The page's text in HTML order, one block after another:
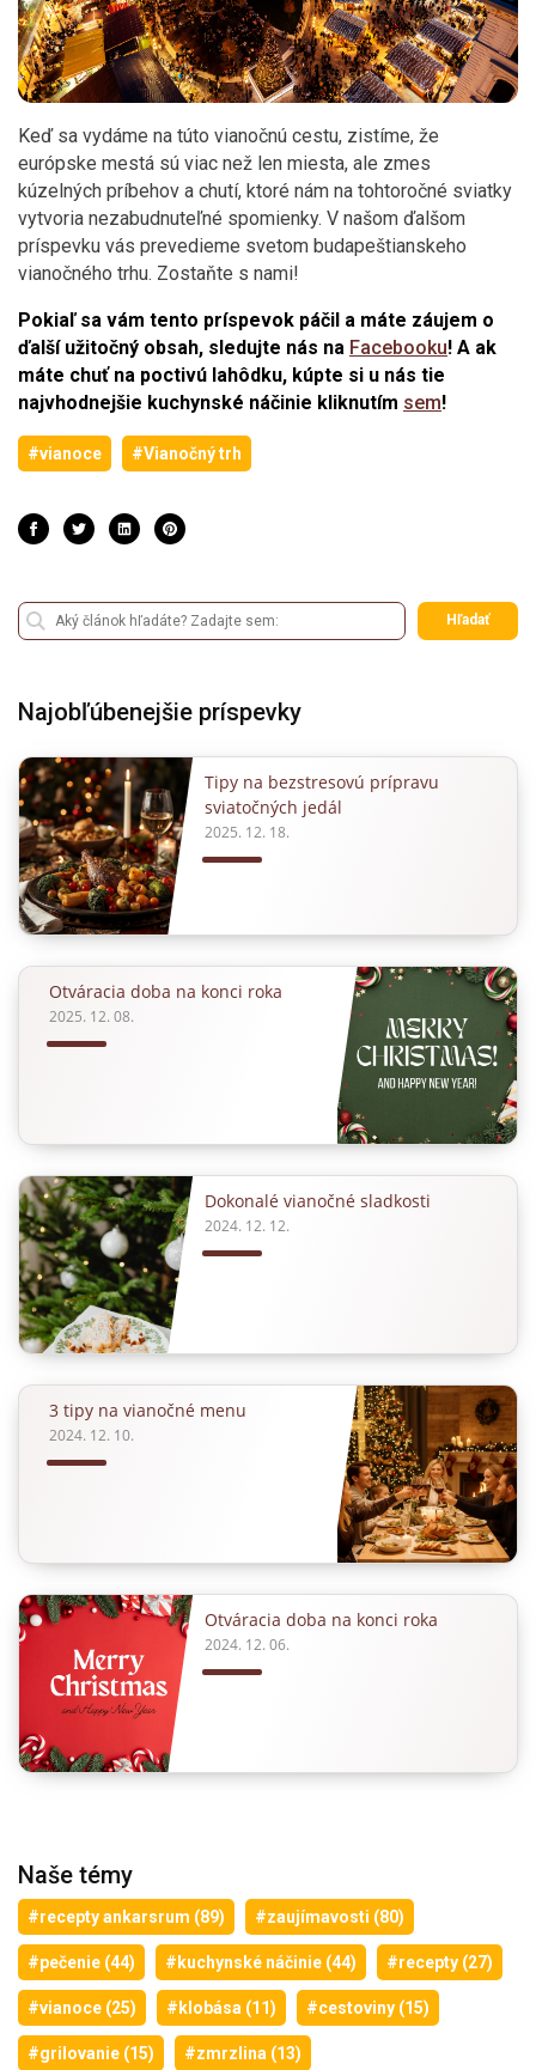
Keď sa vydáme na túto vianočnú cestu, zistíme, že
európske mestá sú viac než len miesta, ale zmes
kúzelných príbehov a chutí, ktoré nám na tohtoročné sviatky
vytvoria nezabudnuteľné spomienky. V našom ďalšom
príspevku vás prevedieme svetom budapeštianskeho
vianočného trhu. Zostaňte s nami!
Pokiaľ sa vám tento príspevok páčil a máte záujem o
ďalší užitočný obsah, sledujte nás na Facebooku! A ak
máte chuť na poctivú lahôdku, kúpte si u nás tie
najvhodnejšie kuchynské náčinie kliknutím sem!
#vianoce #Vianočný trh
Hľadať
Najobľúbenejšie príspevky
Tipy na bezstresovú prípravu
sviatočných jedál
2025. 12. 18.
Otváracia doba na konci roka
2025. 12. 08.
Dokonalé vianočné sladkosti
2024. 12. 12.
3 tipy na vianočné menu
2024. 12. 10.
Otváracia doba na konci roka
2024. 12. 06.
Naše témy
#recepty ankarsrum (89) #zaujímavosti (80)
#pečenie (44) #kuchynské náčinie (44) #recepty (27)
#vianoce (25) #klobása (11) #cestoviny (15)
#grilovanie (15) #zmrzlina (13)